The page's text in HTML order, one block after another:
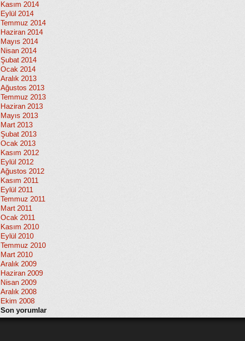
Kasım 2014
Eylül 2014
Temmuz 2014
Haziran 2014
Mayıs 2014
Nisan 2014
Şubat 2014
Ocak 2014
Aralık 2013
Ağustos 2013
Temmuz 2013
Haziran 2013
Mayıs 2013
Mart 2013
Şubat 2013
Ocak 2013
Kasım 2012
Eylül 2012
Ağustos 2012
Kasım 2011
Eylül 2011
Temmuz 2011
Mart 2011
Ocak 2011
Kasım 2010
Eylül 2010
Temmuz 2010
Mart 2010
Aralık 2009
Haziran 2009
Nisan 2009
Aralık 2008
Ekim 2008
Son yorumlar